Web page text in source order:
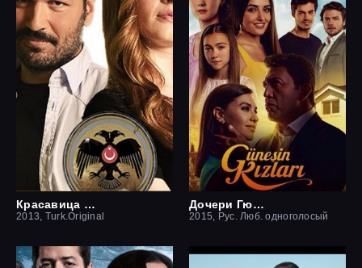
Красавица и чудовище
2013, Turk.Original
Дочери Гюнеш
2015, Рус. Люб. одноголосый